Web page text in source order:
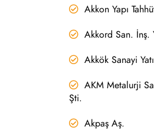
Akkon Yapı
Akkord San. İnş.
Akkök Sanayi
AKM Metalurji
Şti.
Akpaş Aş.